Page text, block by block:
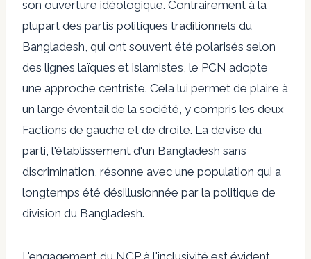
son ouverture idéologique. Contrairement à la
plupart des partis politiques traditionnels du
Bangladesh, qui ont souvent été polarisés selon
des lignes laïques et islamistes, le PCN adopte
une approche centriste. Cela lui permet de plaire à
un large éventail de la société, y compris les deux
Factions de gauche et de droite. La devise du
parti, l'établissement d'un Bangladesh sans
discrimination, résonne avec une population qui a
longtemps été désillusionnée par la politique de
division du Bangladesh.
L'engagement du NCP à l'inclusivité est évident